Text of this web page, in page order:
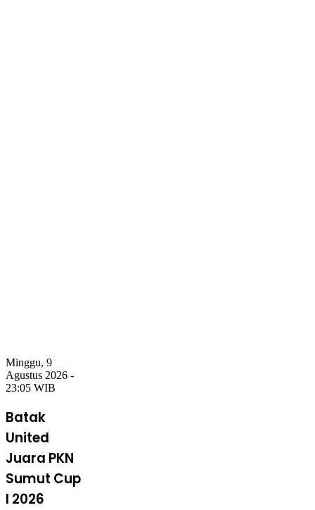
Minggu, 9
Agustus 2026 -
23:05 WIB
Batak
United
Juara PKN
Sumut Cup
I 2026